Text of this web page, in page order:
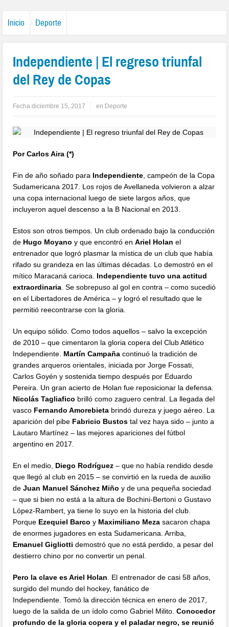
Inicio Deporte
Independiente | El regreso triunfal
del Rey de Copas
Fecha:diciembre 15, 2017 en:Deporte
Por Carlos Aira (*)
Fin de año soñado para Independiente , campeón de la Copa
Sudamericana 2017. Los rojos de Avellaneda volvieron a alzar
una copa internacional luego de siete largos años, que
incluyeron aquel descenso a la B Nacional en 2013.
Estos son otros tiempos. Un club ordenado bajo la conducción
de Hugo Moyano y que encontró enAriel Holan el
entrenador que logró plasmar la mística de un club que había
rifado su grandeza en las últimas décadas. Lo demostró en el
mítico Maracaná carioca. Independiente tuvo una actitud
extraordinaria . Se sobrepuso al gol en contra – como sucedió
en el Libertadores de América – y logró el resultado que le
permitió reecontrarse con la gloria.
Un equipo sólido. Como todos aquellos – salvo la excepción
de 2010 – que cimentaron la gloria copera del Club Atlético
Independiente. Martín Campaña continuó la tradición de
grandes arqueros orientales, iniciada por Jorge Fossati,
Carlos Goyén y sostenida tiempo después por Eduardo
Pereira. Un gran acierto de Holan fue reposicionar la defensa.
Nicolás Tagliafico brilló como zaguero central. La llegada del
vasco Fernando Amorebieta brindó dureza y juego aéreo. La
aparición del pibe Fabricio Bustos tal vez haya sido – junto a
Lautaro Martínez – las mejores apariciones del fútbol
argentino en 2017.
En el medio, Diego Rodríguez – que no había rendido desde
que llegó al club en 2015 – se convirtió en la rueda de auxilio
deJuan Manuel Sánchez Miño y de una pequeña sociedad
– que si bien no está a la altura de Bochini-Bertoni o Gustavo
López-Rambert, ya tiene lo suyo en la historia del club.
Porque Ezequiel Barco y Maximiliano Meza sacaron chapa
de enormes jugadores en esta Sudamericana. Arriba,
Emanuel Gigliotti demostró que no está perdido, a pesar del
destierro chino por no convertir un penal.
Pero la clave es Ariel Holan . El entrenador de casi 58 años,
surgido del mundo del hockey, fanático de
Independiente. Tomó la dirección técnica en enero de 2017,
luego de la salida de un ídolo como Gabriel Milito.Conocedor
profundo de la gloria copera y el paladar negro, se reunió